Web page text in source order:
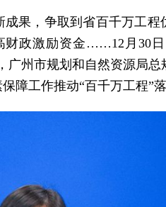
果，争取到省百千万工程
财政激励资金……12月30日
广州市规划和自然资源局总
障工作推动“百千万工程”落